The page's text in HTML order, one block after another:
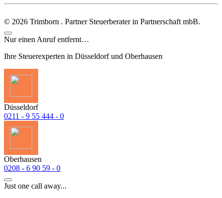
© 2026 Trimborn . Partner Steuerberater in Partnerschaft mbB.
Nur einen Anruf entfernt…
Ihre Steuerexperten in Düsseldorf und Oberhausen
Düsseldorf
0211 - 9 55 444 - 0
Oberhausen
0208 - 6 90 59 - 0
Just one call away...